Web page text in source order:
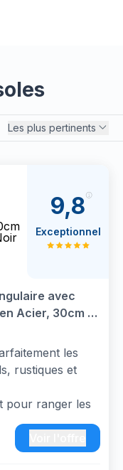
Les plus pertinents
avec
Acier, 30cm x
les
rustiques et
pour ranger les
valeur des
9,8
Exceptionnel